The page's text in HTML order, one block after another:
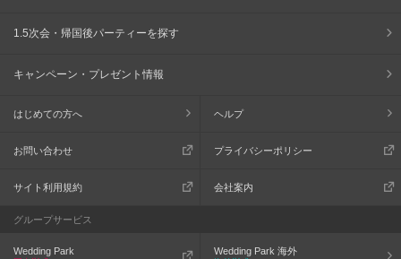
1.5次会・帰国後パーティーを探す
キャンペーン・プレゼント情報
はじめての方へ ヘルプ
お問い合わせ プライバシーポリシー
サイト利用規約 会社案内
グループサービス
Wedding Park Wedding Park 海外